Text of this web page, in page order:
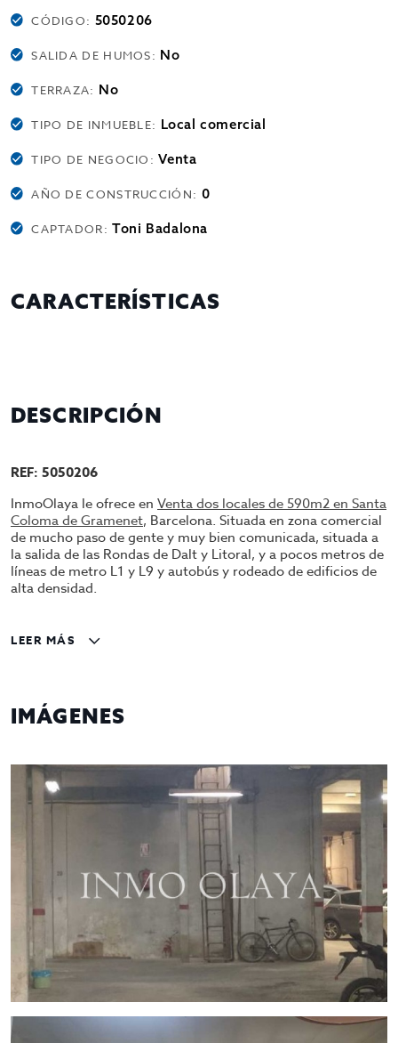
CÓDIGO: 5050206
SALIDA DE HUMOS: No
TERRAZA: No
TIPO DE INMUEBLE: Local comercial
TIPO DE NEGOCIO:Venta
AÑO DE CONSTRUCCIÓN: 0
CAPTADOR:Toni Badalona
CARACTERÍSTICAS
DESCRIPCIÓN
REF: 5050206
InmoOlaya le ofrece en Venta dos locales de 590m2 en Santa
Coloma de Gramenet, Barcelona. Situada en zona comercial
de mucho paso de gente y muy bien comunicada, situada a
la salida de las Rondas de Dalt y Litoral, y a pocos metros de
líneas de metro L1 y L9 y autobús y rodeado de edificios de
alta densidad.
de 5 metros de altura, por 5 metros de ancho, con un total
podrían edificar planta baja más tres pisos de altura.
Contáctenos para más información y/o agendar una cita en
nuestras oficinas.
InmoOlaya, agencia líder en traspasos de hotelería, póngase
en contacto con nosotros, o visite nuestro portal;
encontrará la mayor selección de restaurantes y negocios de
hostelería en traspaso de Barcelona. Un asesor le
acompañara en todo el proceso, ahorrando tiempo y
seleccionando los mejores negocios para su proyecto.
LEER MÁS
IMÁGENES